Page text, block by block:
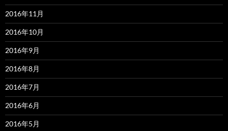
2016年11月
2016年10月
2016年9月
2016年8月
2016年7月
2016年6月
2016年5月